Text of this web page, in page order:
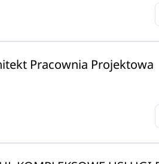
Pracownia Projektowa